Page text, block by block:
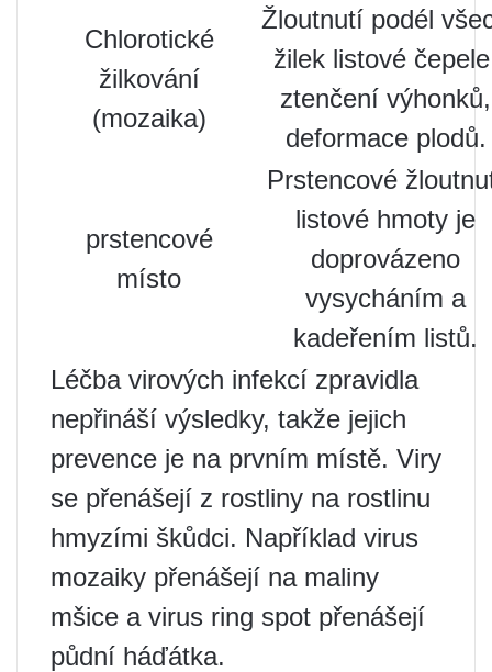
Chlorotické
žilkování
(mozaika)
Žloutnutí podél
žilek listové
ztenčení výhonků,
deformace plodů.
prstencové
místo
Prstencové
listové hmoty je
doprovázeno
vysycháním a
kadeřením listů.
Léčba virových infekcí zpravidla
nepřináší výsledky, takže jejich
prevence je na prvním místě. Viry
se přenášejí z rostliny na rostlinu
hmyzími škůdci. Například virus
mozaiky přenášejí na maliny
mšice a virus ring spot přenášejí
půdní háďátka.